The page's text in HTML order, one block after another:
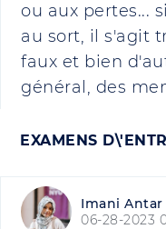
ou aux pertes...
au sort, il s'agit
faux et bien
général, des
EXAMENS
Imani Antar
06-28-2023